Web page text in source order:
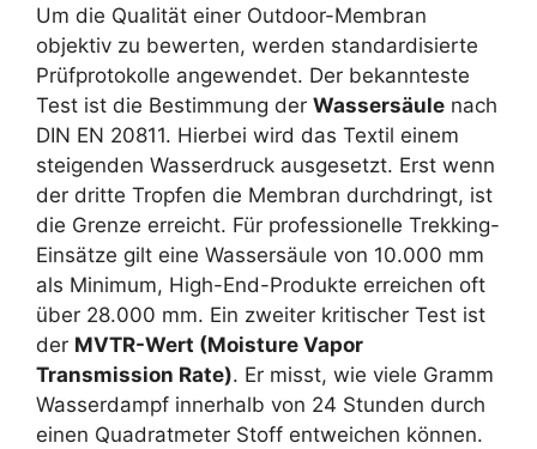
Um die Qualität einer Outdoor-Membran
objektiv zu bewerten, werden standardisierte
Prüfprotokolle angewendet. Der bekannteste
Test ist die Bestimmung der Wassersäule nach
DIN EN 20811. Hierbei wird das Textil einem
steigenden Wasserdruck ausgesetzt. Erst wenn
der dritte Tropfen die Membran durchdringt, ist
die Grenze erreicht. Für professionelle Trekking-
Einsätze gilt eine Wassersäule von 10.000 mm
als Minimum, High-End-Produkte erreichen oft
über 28.000 mm. Ein zweiter kritischer Test ist
der MVTR-Wert (Moisture Vapor
Transmission Rate). Er misst, wie viele Gramm
Wasserdampf innerhalb von 24 Stunden durch
einen Quadratmeter Stoff entweichen können.